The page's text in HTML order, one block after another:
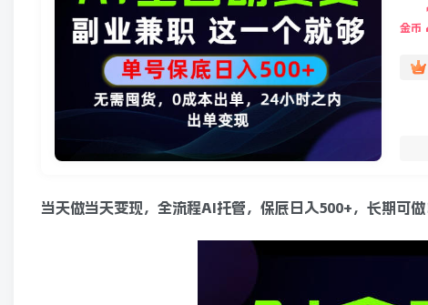
金币
当天做当天变现，全流程AI托管，保底日入500+，长期可做